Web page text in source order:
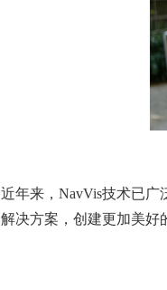
近年来，NavVis技术已
解决方案，创建更加美好